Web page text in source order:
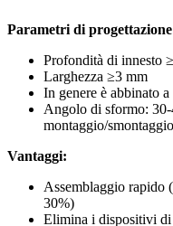
Parametri di
Profondità di innesto
Larghezza ≥3 mm
In genere è abbinato
Angolo di sformo:
montaggio/smontaggio
Vantaggi:
Assemblaggio rapido
30%)
Elimina i dispositivi di